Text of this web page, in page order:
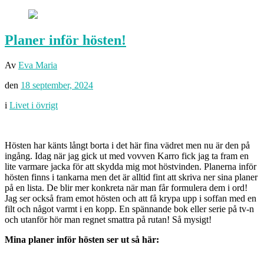
Planer inför hösten!
Av Eva Maria
den 18 september, 2024
i Livet i övrigt
Hösten har känts långt borta i det här fina vädret men nu är den på
ingång. Idag när jag gick ut med vovven Karro fick jag ta fram en
lite varmare jacka för att skydda mig mot höstvinden. Planerna inför
hösten finns i tankarna men det är alltid fint att skriva ner sina planer
på en lista. De blir mer konkreta när man får formulera dem i ord!
Jag ser också fram emot hösten och att få krypa upp i soffan med en
filt och något varmt i en kopp. En spännande bok eller serie på tv-n
och utanför hör man regnet smattra på rutan! Så mysigt!
Mina planer inför hösten ser ut så här: